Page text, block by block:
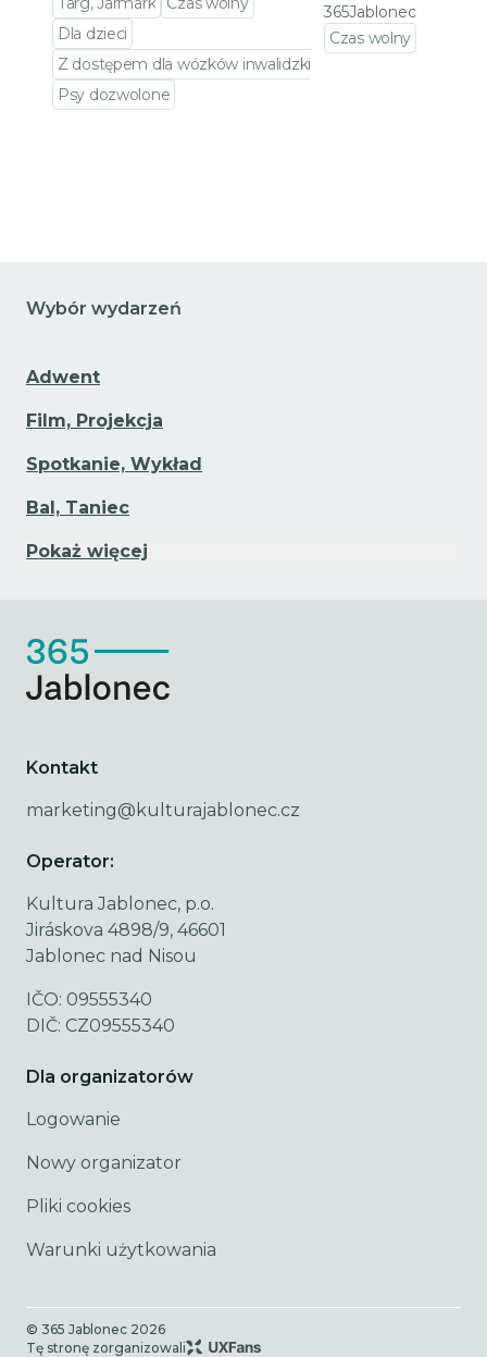
Dla dzieci
Z dostępem dla wózków inwalidzkich
Psy dozwolone
365Jablonec
Czas wolny
Wybór wydarzeń
Adwent
Film, Projekcja
Spotkanie, Wykład
Bal, Taniec
Pokaż więcej
Kontakt
marketing@kulturajablonec.cz
Operator:
Kultura Jablonec, p.o.
Jiráskova 4898/9, 46601
Jablonec nad Nisou
IČO: 09555340
DIČ: CZ09555340
Dla organizatorów
Logowanie
Nowy organizator
Pliki cookies
Warunki użytkowania
© 365 Jablonec 2026
Tę stronę zorganizowali